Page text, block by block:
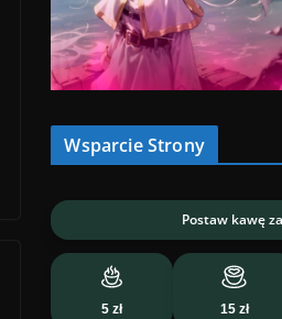
Wsparcie Strony
Postaw kawę
5 zł 15 zł